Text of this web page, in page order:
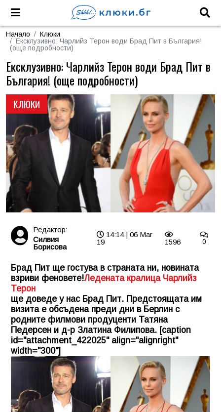
Начало
Клюки
Ексклузивно: Чарлийз Терон води Брад Пит в България!
(още подробности)
КЛЮКИ
Ексклузивно: Чарлийз Терон води Брад Пит в
България! (още подробности)
Редактор:
Силвия
Борисова
14:14 | 06 Mar
19
1596 0
Брад Пит ще гостува в страната ни, новината
взриви феновете!Ледената кралица Чарлийз
Терон
ще доведе у нас Брад Пит. Предстоящата им
визита е обсъдена преди дни в Берлин с
родните филмови продуценти Татяна
Педерсен и д-р Златина Филипова. [caption
id="attachment_422025" align="alignright"
width="300"]